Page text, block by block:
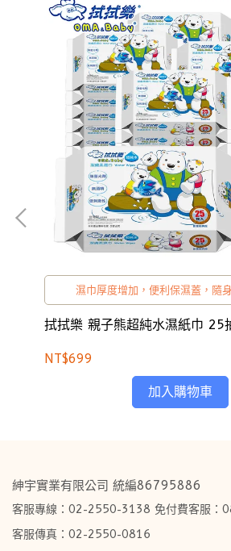
濕巾厚度增加，便利保濕蓋，隨
拭拭樂 親子熊超純水濕紙巾 25
NT$699
加入購物車
紳宇實業有限公司 統編86795886
客服專線：02-2550-3138 免付費客服：
客服傳真：02-2550-0816